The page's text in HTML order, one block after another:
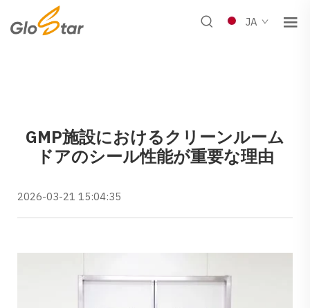
JA
GMP施設におけるクリーンルーム
ドアのシール性能が重要な理由
2026-03-21 15:04:35